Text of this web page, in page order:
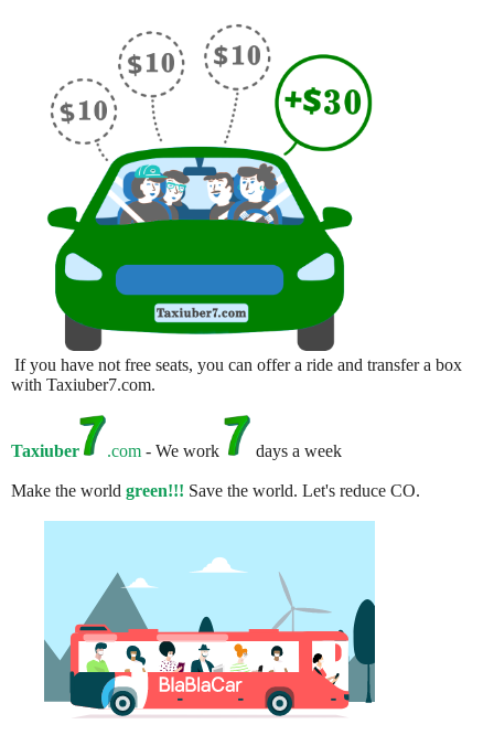
If you have not free seats, you can offer a ride and transfer a box
with Taxiuber7.com.
Taxiuber .com - We work days a week
Make the world green!!! Save the world. Let's reduce CO.